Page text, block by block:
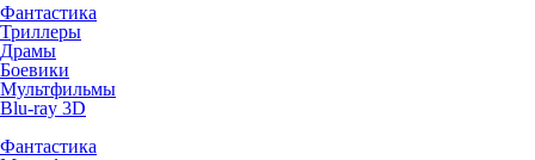
Фантастика
Триллеры
Драмы
Боевики
Мультфильмы
Blu-ray 3D
Фантастика